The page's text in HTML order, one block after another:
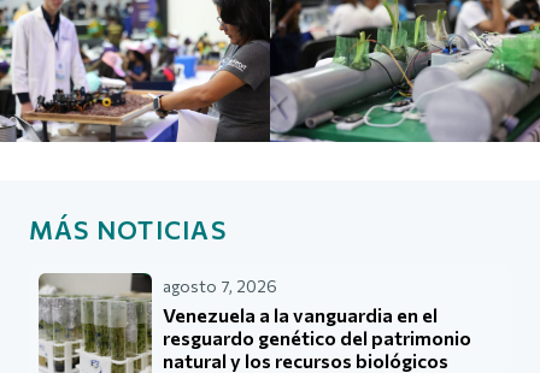
MÁS NOTICIAS
agosto 7, 2026
Venezuela a la vanguardia en el
resguardo genético del patrimonio
natural y los recursos biológicos